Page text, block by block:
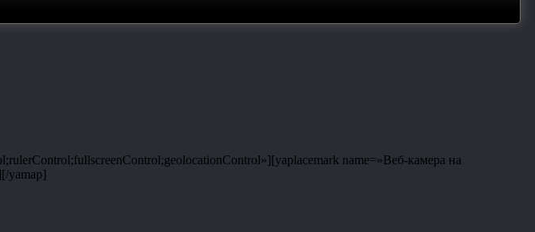
name=»Веб-камера на
yamap]